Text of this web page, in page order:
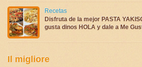
Recetas
Disfruta de la mejor PASTA
gusta dinos HOLA y dale a Me
Il migliore